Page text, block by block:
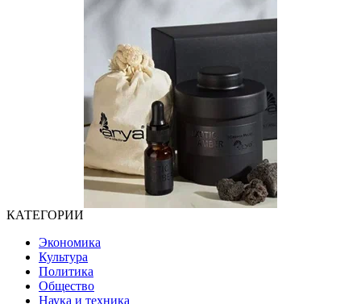
КАТЕГОРИИ
Экономика
Культура
Политика
Общество
Наука и техника